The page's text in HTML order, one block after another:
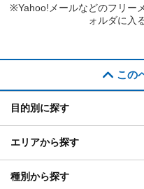
※Yahoo!メールなどのフリー
ォルダに入
この
目的別に探す
エリアから探す
種別から探す